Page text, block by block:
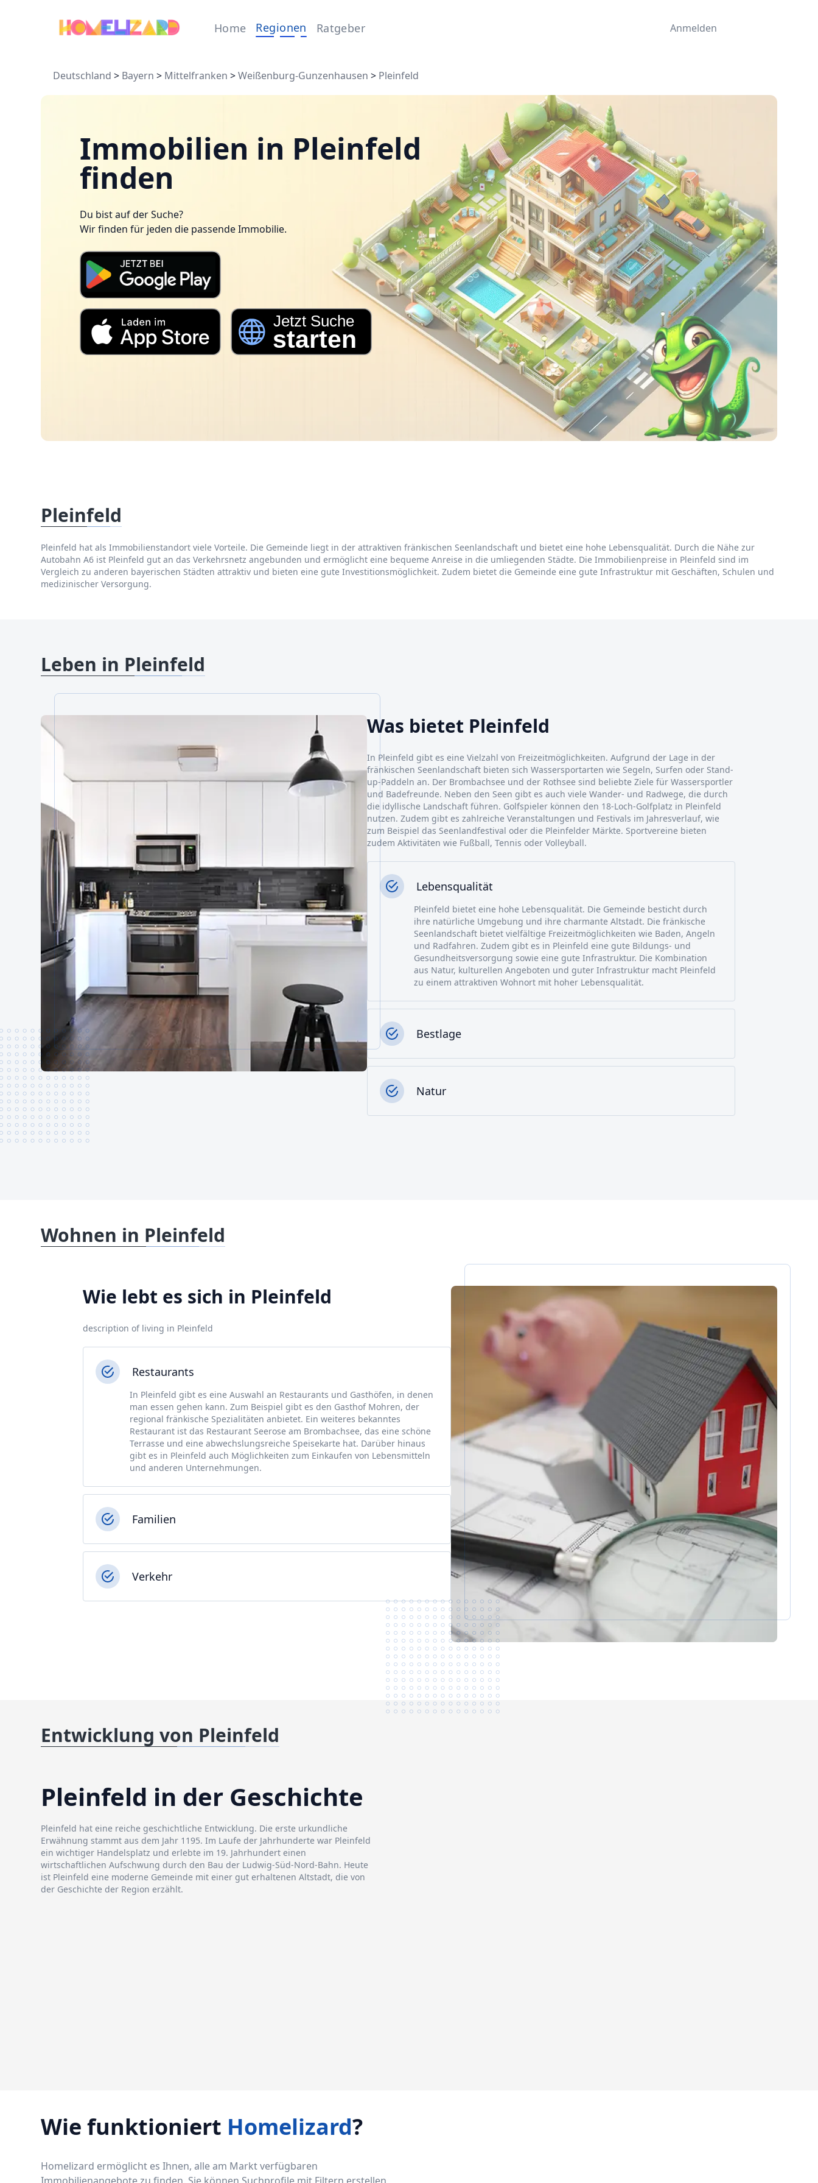
Home Regionen Ratgeber Anmelden
Deutschland > Bayern > Mittelfranken >Weißenburg-Gunzenhausen > Pleinfeld
Immobilien in Pleinfeld
finden
Du bist auf der Suche?
Wir finden für jeden die passende Immobilie.
Pleinfeld
Pleinfeld hat als Immobilienstandort viele Vorteile. Die Gemeinde liegt in der attraktiven fränkischen Seenlandschaft und bietet eine hohe Lebensqualität. Durch die Nähe zur
Autobahn A6 ist Pleinfeld gut an das Verkehrsnetz angebunden und ermöglicht eine bequeme Anreise in die umliegenden Städte. Die Immobilienpreise in Pleinfeld sind im
Vergleich zu anderen bayerischen Städten attraktiv und bieten eine gute Investitionsmöglichkeit. Zudem bietet die Gemeinde eine gute Infrastruktur mit Geschäften, Schulen und
medizinischer Versorgung.
Leben in Pleinfeld
Was bietet Pleinfeld
In Pleinfeld gibt es eine Vielzahl von Freizeitmöglichkeiten. Aufgrund der Lage in der
fränkischen Seenlandschaft bieten sich Wassersportarten wie Segeln, Surfen oder Stand-
up-Paddeln an. Der Brombachsee und der Rothsee sind beliebte Ziele für Wassersportler
und Badefreunde. Neben den Seen gibt es auch viele Wander- und Radwege, die durch
die idyllische Landschaft führen. Golfspieler können den 18-Loch-Golfplatz in Pleinfeld
nutzen. Zudem gibt es zahlreiche Veranstaltungen und Festivals im Jahresverlauf, wie
zum Beispiel das Seenlandfestival oder die Pleinfelder Märkte. Sportvereine bieten
zudem Aktivitäten wie Fußball, Tennis oder Volleyball.
Lebensqualität
Pleinfeld bietet eine hohe Lebensqualität. Die Gemeinde besticht durch
ihre natürliche Umgebung und ihre charmante Altstadt. Die fränkische
Seenlandschaft bietet vielfältige Freizeitmöglichkeiten wie Baden, Angeln
und Radfahren. Zudem gibt es in Pleinfeld eine gute Bildungs- und
Gesundheitsversorgung sowie eine gute Infrastruktur. Die Kombination
aus Natur, kulturellen Angeboten und guter Infrastruktur macht Pleinfeld
zu einem attraktiven Wohnort mit hoher Lebensqualität.
Bestlage
Natur
Wohnen in Pleinfeld
Wie lebt es sich in Pleinfeld
description of living in Pleinfeld
Restaurants
In Pleinfeld gibt es eine Auswahl an Restaurants und Gasthöfen, in denen
man essen gehen kann. Zum Beispiel gibt es den Gasthof Mohren, der
regional fränkische Spezialitäten anbietet. Ein weiteres bekanntes
Restaurant ist das Restaurant Seerose am Brombachsee, das eine schöne
Terrasse und eine abwechslungsreiche Speisekarte hat. Darüber hinaus
gibt es in Pleinfeld auch Möglichkeiten zum Einkaufen von Lebensmitteln
und anderen Unternehmungen.
Familien
Verkehr
Entwicklung von Pleinfeld
Pleinfeld in der Geschichte
Pleinfeld hat eine reiche geschichtliche Entwicklung. Die erste urkundliche
Erwähnung stammt aus dem Jahr 1195. Im Laufe der Jahrhunderte war Pleinfeld
ein wichtiger Handelsplatz und erlebte im 19. Jahrhundert einen
wirtschaftlichen Aufschwung durch den Bau der Ludwig-Süd-Nord-Bahn. Heute
ist Pleinfeld eine moderne Gemeinde mit einer gut erhaltenen Altstadt, die von
der Geschichte der Region erzählt.
Wie funktioniert Homelizard?
Homelizard ermöglicht es Ihnen, alle am Markt verfügbaren